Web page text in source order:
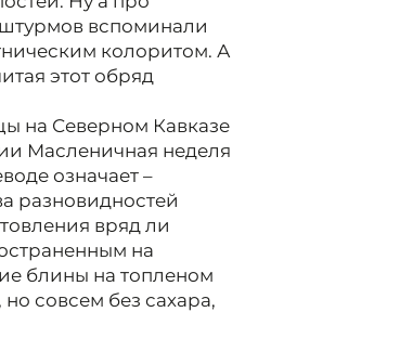
вспоминали
колоритом. А
этот обряд
на Северном Кавказе
Масленичная неделя
означает –
разновидностей
вряд ли
на
блины на топленом
совсем без сахара,